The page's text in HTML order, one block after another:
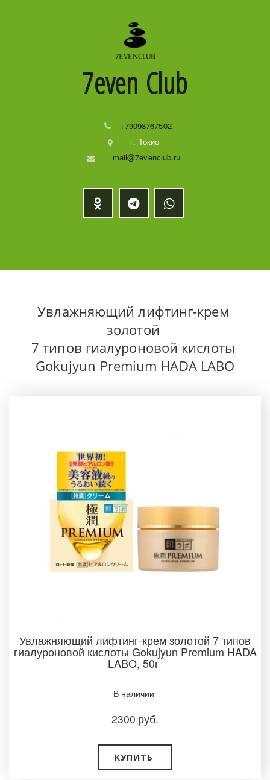
7even Club
+79098767502
г. Токио
mail@7evenclub.ru
Увлажняющий лифтинг-крем
золотой
7 типов гиалуроновой кислоты
Gokujyun Premium HADA LABO
Увлажняющий лифтинг-крем золотой 7 типов
гиалуроновой кислоты Gokujyun Premium HADA
LABO, 50г
В наличии ­
2300 руб.
КУПИТЬ